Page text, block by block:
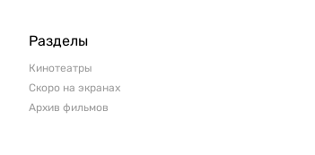
Разделы
Кинотеатры
Скоро на экранах
Архив фильмов